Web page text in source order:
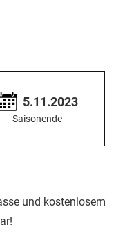
5.11.2023
Saisonende
und kostenlosem